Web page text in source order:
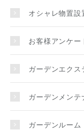
オシャレ物置設
お客様アンケー
ガーデンエクス
ガーデンメンテ
ガーデンルーム